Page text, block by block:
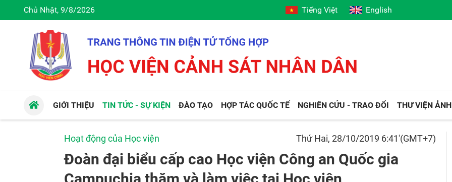
Chủ Nhật, 9/8/2026 Tiếng Việt English
GIỚI THIỆU TIN TỨC - SỰ KIỆN ĐÀO TẠO HỢP TÁC QUỐC TẾ NGHIÊN CỨU - TRAO ĐỔI THƯ VIỆN ẢNH
Hoạt động của Học viện Thứ Hai, 28/10/2019 6:41'(GMT+7)
Đoàn đại biểu cấp cao Học viện Công an Quốc gia